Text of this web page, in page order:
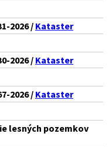
2026 / Kataster
2026 / Kataster
2026 / Kataster
lesných pozemkov